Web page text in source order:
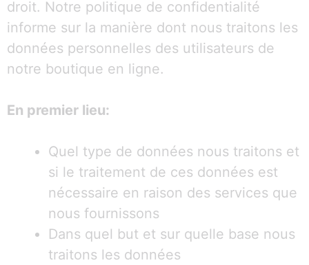
droit. Notre politique de confidentialité
informe sur la manière dont nous traitons les
données personnelles des utilisateurs de
notre boutique en ligne.
En premier lieu:
Quel type de données nous traitons et
si le traitement de ces données est
nécessaire en raison des services que
nous fournissons
Dans quel but et sur quelle base nous
traitons les données